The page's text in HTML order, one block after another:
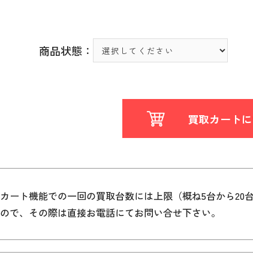
商品状態：
買取カート
カート機能での一回の買取台数には上限（概ね5台から20
ので、その際は直接お電話にてお問い合せ下さい。